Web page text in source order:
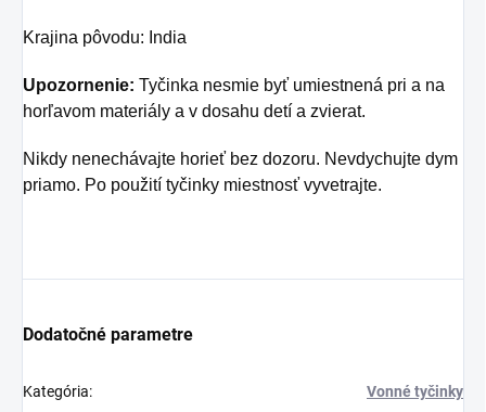
Krajina pôvodu: India
Upozornenie: Tyčinka nesmie byť umiestnená pri a na
horľavom materiály a v dosahu detí a zvierat.
Nikdy nenechávajte horieť bez dozoru. Nevdychujte dym
priamo. Po použití tyčinky miestnosť vyvetrajte.
Dodatočné parametre
Kategória: Vonné tyčinky